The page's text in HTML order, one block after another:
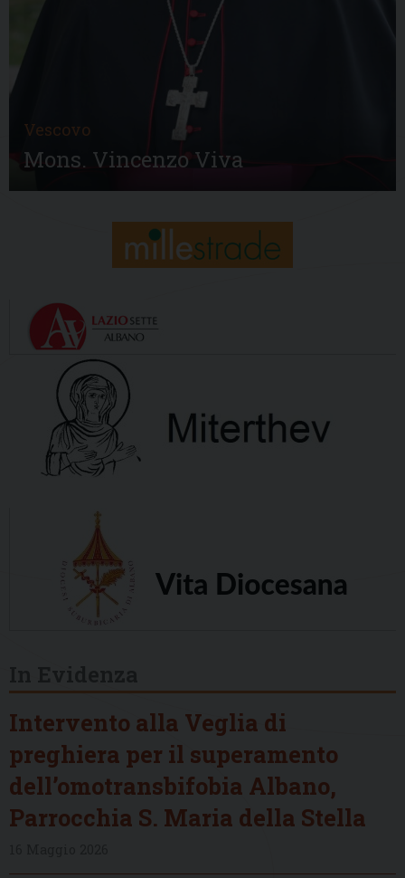
Vescovo
Mons. Vincenzo Viva
Intervento alla Veglia di
preghiera per il superamento
dell’omotransbifobia Albano,
Parrocchia S. Maria della Stella